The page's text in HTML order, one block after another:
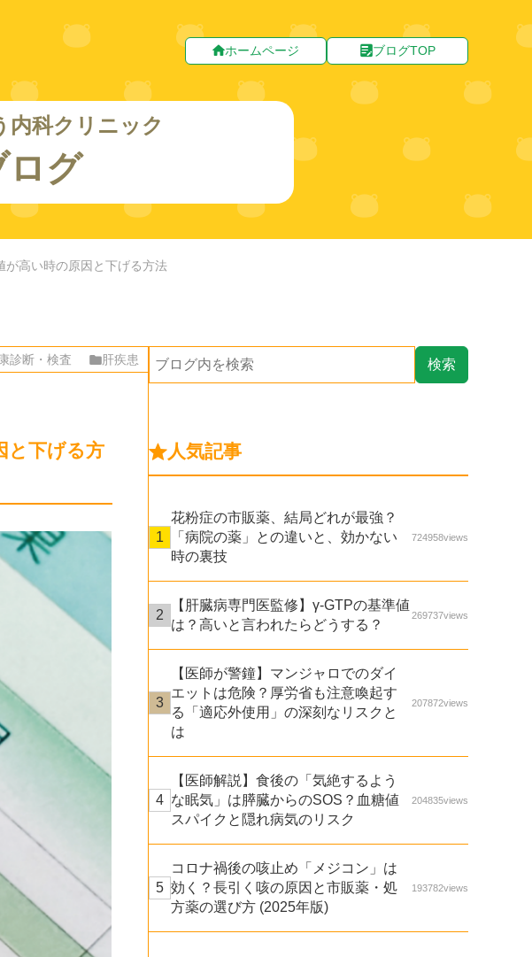
ホームページ ブログTOP
科クリニック
ログ
が高い時の原因と下げる方法
診断・検査 肝疾患
と下げる方
人気記事
花粉症の市販薬、結局どれが最強？
「病院の薬」との違いと、効かない
時の裏技
724958views
【肝臓病専門医監修】γ-GTPの基準値
は？高いと言われたらどうする？
269737views
【医師が警鐘】マンジャロでのダイ
エットは危険？厚労省も注意喚起す
る「適応外使用」の深刻なリスクと
は
207872views
【医師解説】食後の「気絶するよう
な眠気」は膵臓からのSOS？血糖値
スパイクと隠れ病気のリスク
204835views
コロナ禍後の咳止め「メジコン」は
効く？長引く咳の原因と市販薬・処
方薬の選び方 (2025年版)
193782views